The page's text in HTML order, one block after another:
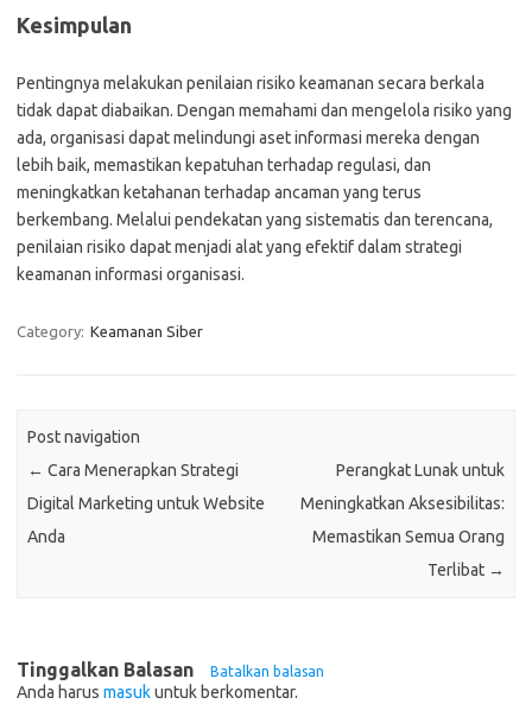
Kesimpulan
Pentingnya melakukan penilaian risiko keamanan secara berkala
tidak dapat diabaikan. Dengan memahami dan mengelola risiko yang
ada, organisasi dapat melindungi aset informasi mereka dengan
lebih baik, memastikan kepatuhan terhadap regulasi, dan
meningkatkan ketahanan terhadap ancaman yang terus
berkembang. Melalui pendekatan yang sistematis dan terencana,
penilaian risiko dapat menjadi alat yang efektif dalam strategi
keamanan informasi organisasi.
Category: Keamanan Siber
Post navigation
← Cara Menerapkan Strategi
Digital Marketing untuk Website
Anda
Perangkat Lunak untuk
Meningkatkan Aksesibilitas:
Memastikan Semua Orang
Terlibat →
Tinggalkan Balasan Batalkan balasan
Anda harus masukuntuk berkomentar.